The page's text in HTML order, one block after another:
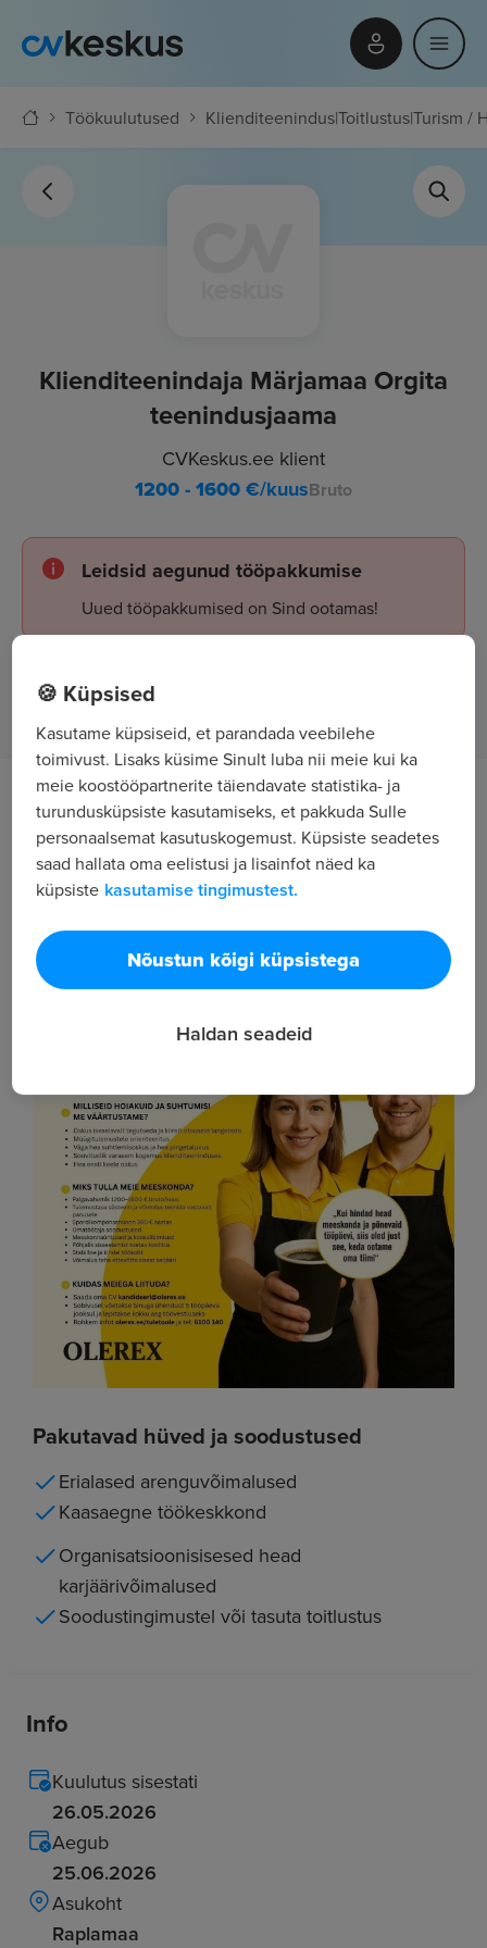
Töökuulutused Klienditeenindus|Toitlustus|Turism /
Klienditeenindaja Märjamaa Orgita
teenindusjaama
CVKeskus.ee klient
1200 - 1600€/kuusBruto
Leidsid aegunud tööpakkumise
Uued tööpakkumised on Sind ootamas!
Pakutavad hüved ja soodustused
Erialased arenguvõimalused
Kaasaegne töökeskkond
Organisatsioonisisesed head
karjäärivõimalused
Soodustingimustel või tasuta toitlustus
Info
Kuulutus sisestati
26.05.2026
Aegub
25.06.2026
Asukoht
Raplamaa
🍪 Küpsised
Kasutame küpsiseid, et parandada veebilehe
toimivust. Lisaks küsime Sinult luba nii meie kui ka
meie koostööpartnerite täiendavate statistika- ja
turundusküpsiste kasutamiseks, et pakkuda Sulle
personaalsemat kasutuskogemust. Küpsiste seadetes
saad hallata oma eelistusi ja lisainfot näed ka
küpsiste kasutamise tingimustest.
Nõustun kõigi küpsistega
Haldan seadeid